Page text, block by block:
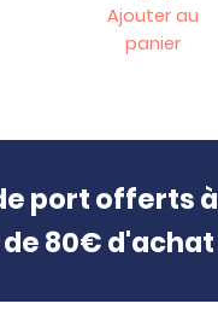
Ajouter au
panier
port offerts à
80€ d'achat